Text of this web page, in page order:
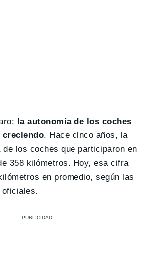
la autonomía de los coches
. Hace cinco años, la
de los coches que participaron en
358 kilómetros. Hoy, esa cifra
en promedio, según las